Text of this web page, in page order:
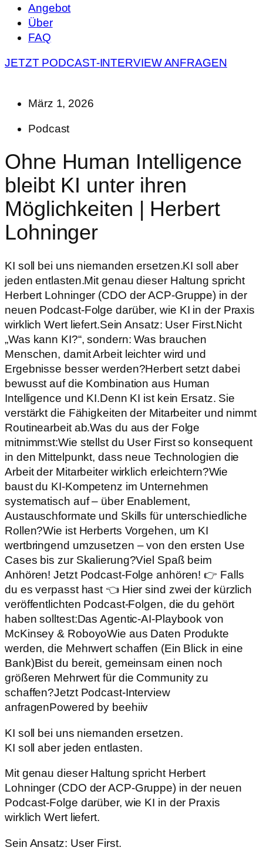
Angebot
Über
FAQ
JETZT PODCAST-INTERVIEW ANFRAGEN
März 1, 2026
Podcast
Ohne Human Intelligence
bleibt KI unter ihren
Möglichkeiten | Herbert
Lohninger
KI soll bei uns niemanden ersetzen.KI soll aber
jeden entlasten.Mit genau dieser Haltung spricht
Herbert Lohninger (CDO der ACP-Gruppe) in der
neuen Podcast-Folge darüber, wie KI in der Praxis
wirklich Wert liefert.Sein Ansatz: User First.Nicht
„Was kann KI?“, sondern: Was brauchen
Menschen, damit Arbeit leichter wird und
Ergebnisse besser werden?Herbert setzt dabei
bewusst auf die Kombination aus Human
Intelligence und KI.Denn KI ist kein Ersatz. Sie
verstärkt die Fähigkeiten der Mitarbeiter und nimmt
Routinearbeit ab.Was du aus der Folge
mitnimmst:Wie stellst du User First so konsequent
in den Mittelpunkt, dass neue Technologien die
Arbeit der Mitarbeiter wirklich erleichtern?Wie
baust du KI-Kompetenz im Unternehmen
systematisch auf – über Enablement,
Austauschformate und Skills für unterschiedliche
Rollen?Wie ist Herberts Vorgehen, um KI
wertbringend umzusetzen – von den ersten Use
Cases bis zur Skalierung?Viel Spaß beim
Anhören! Jetzt Podcast-Folge anhören! 👉 Falls
du es verpasst hast 👈 Hier sind zwei der kürzlich
veröffentlichten Podcast-Folgen, die du gehört
haben solltest:Das Agentic-AI-Playbook von
McKinsey & RoboyoWie aus Daten Produkte
werden, die Mehrwert schaffen (Ein Blick in eine
Bank)Bist du bereit, gemeinsam einen noch
größeren Mehrwert für die Community zu
schaffen?Jetzt Podcast-Interview
anfragenPowered by beehiiv
KI soll bei uns niemanden ersetzen.
KI soll aber jeden entlasten.
Mit genau dieser Haltung spricht Herbert
Lohninger (CDO der ACP-Gruppe) in der neuen
Podcast-Folge darüber, wie KI in der Praxis
wirklich Wert liefert.
Sein Ansatz: User First.